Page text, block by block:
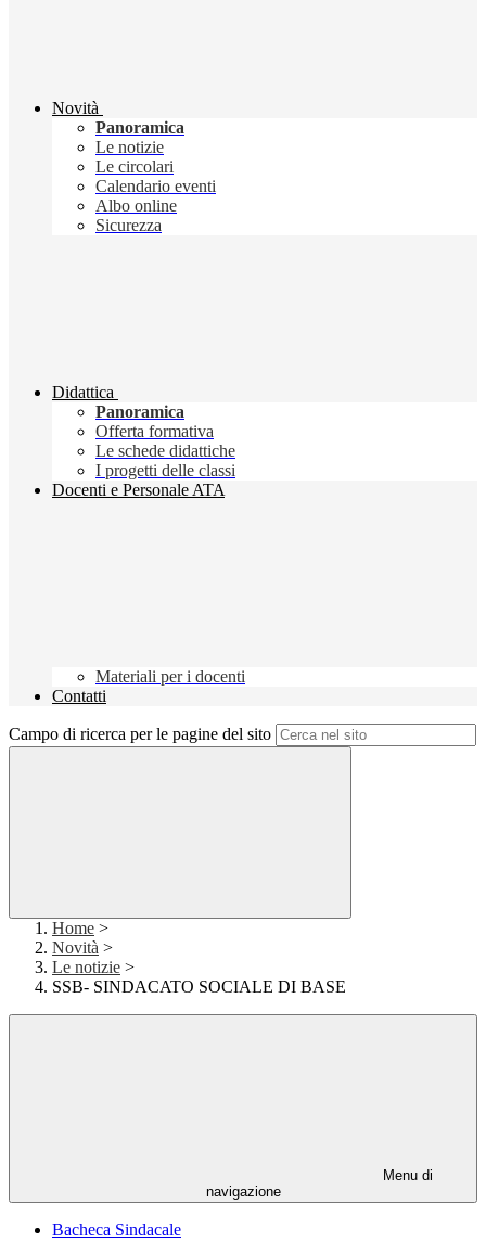
Novità
Panoramica
Le notizie
Le circolari
Calendario eventi
Albo online
Sicurezza
Didattica
Panoramica
Offerta formativa
Le schede didattiche
I progetti delle classi
Docenti e Personale ATA
Materiali per i docenti
Contatti
Campo di ricerca per le pagine del sito
Home >
Novità >
Le notizie >
SSB- SINDACATO SOCIALE DI BASE
Menu di
navigazione
Bacheca Sindacale